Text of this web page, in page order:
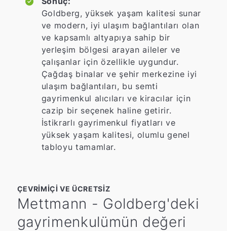
Goldberg, yüksek yaşam kalitesi sunar
ve modern, iyi ulaşım bağlantıları olan
ve kapsamlı altyapıya sahip bir
yerleşim bölgesi arayan aileler ve
çalışanlar için özellikle uygundur.
Çağdaş binalar ve şehir merkezine iyi
ulaşım bağlantıları, bu semti
gayrimenkul alıcıları ve kiracılar için
cazip bir seçenek haline getirir.
İstikrarlı gayrimenkul fiyatları ve
yüksek yaşam kalitesi, olumlu genel
tabloyu tamamlar.
ÇEVRIMIÇI VE ÜCRETSIZ
Mettmann - Goldberg'deki
gayrimenkulümün değeri